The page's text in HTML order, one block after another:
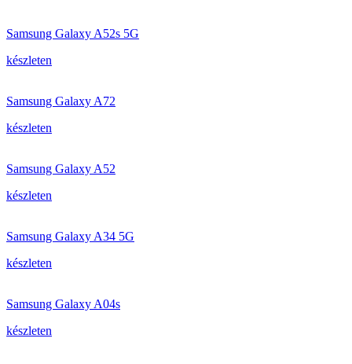
Samsung Galaxy A52s 5G
készleten
Samsung Galaxy A72
készleten
Samsung Galaxy A52
készleten
Samsung Galaxy A34 5G
készleten
Samsung Galaxy A04s
készleten